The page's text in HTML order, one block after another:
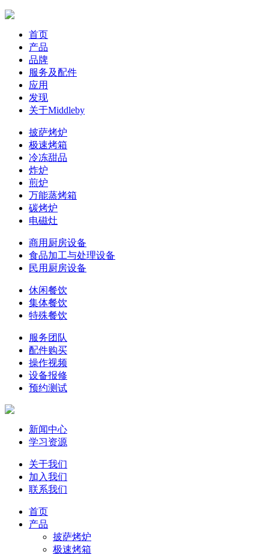
首页
产品
品牌
服务及配件
应用
发现
关于Middleby
披萨烤炉
极速烤箱
冷冻甜品
炸炉
煎炉
万能蒸烤箱
碳烤炉
电磁灶
商用厨房设备
食品加工与处理设备
民用厨房设备
休闲餐饮
集体餐饮
特殊餐饮
服务团队
配件购买
操作视频
设备报修
预约测试
新闻中心
学习资源
关于我们
加入我们
联系我们
首页
产品
披萨烤炉
极速烤箱